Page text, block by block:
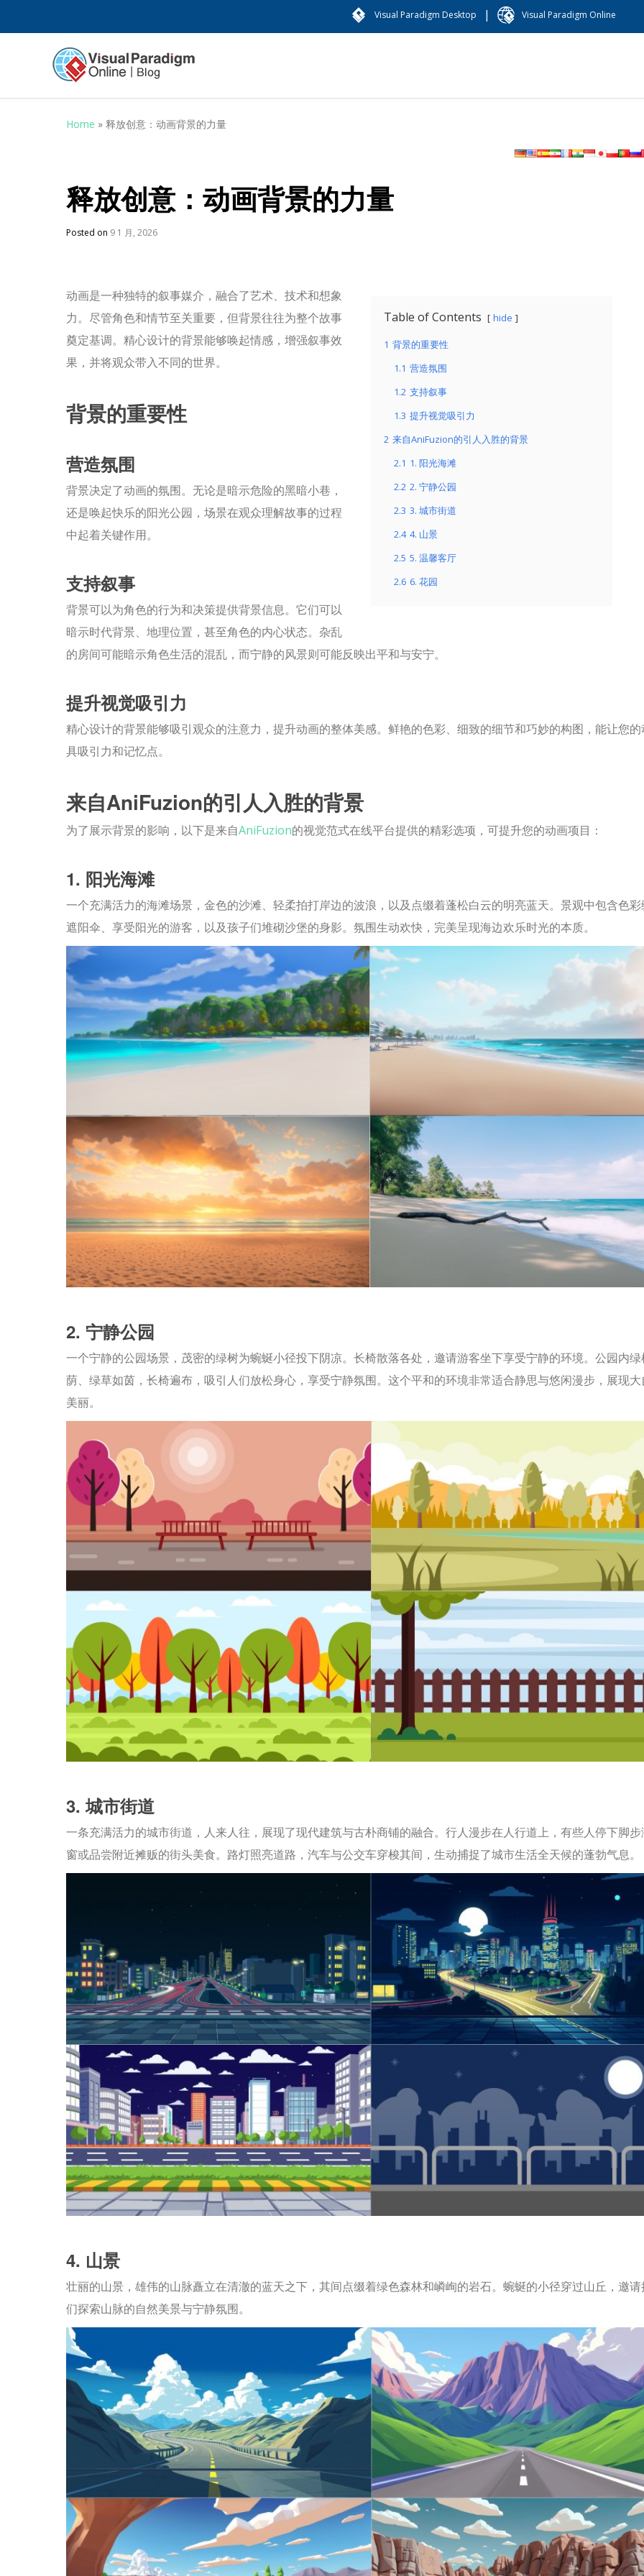
Visual Paradigm Desktop | Visual Paradigm Online
Home » 释放创意：动画背景的力量
释放创意：动画背景的力量
Posted on 9 1 月, 2026
Table of Contents hide
1 背景的重要性
1.1 营造氛围
1.2 支持叙事
1.3 提升视觉吸引力
2 来自AniFuzion的引人入胜的背景
2.1 1. 阳光海滩
2.2 2. 宁静公园
2.3 3. 城市街道
2.4 4. 山景
2.5 5. 温馨客厅
2.6 6. 花园
动画是一种独特的叙事媒介，融合了艺术、技术和想象
力。尽管角色和情节至关重要，但背景往往为整个故事
奠定基调。精心设计的背景能够唤起情感，增强叙事效
果，并将观众带入不同的世界。
背景的重要性
营造氛围
背景决定了动画的氛围。无论是暗示危险的黑暗小巷，
还是唤起快乐的阳光公园，场景在观众理解故事的过程
中起着关键作用。
支持叙事
背景可以为角色的行为和决策提供背景信息。它们可以
暗示时代背景、地理位置，甚至角色的内心状态。杂乱
的房间可能暗示角色生活的混乱，而宁静的风景则可能反映出平和与安宁。
提升视觉吸引力
精心设计的背景能够吸引观众的注意力，提升动画的整体美感。鲜艳的色彩、细致的细节和巧妙的构图，能让您
具吸引力和记忆点。
来自AniFuzion的引人入胜的背景
为了展示背景的影响，以下是来自AniFuzion的视觉范式在线平台提供的精彩选项，可提升您的动画项目：
1. 阳光海滩
一个充满活力的海滩场景，金色的沙滩、轻柔拍打岸边的波浪，以及点缀着蓬松白云的明亮蓝天。景观中包含色
遮阳伞、享受阳光的游客，以及孩子们堆砌沙堡的身影。氛围生动欢快，完美呈现海边欢乐时光的本质。
2. 宁静公园
一个宁静的公园场景，茂密的绿树为蜿蜒小径投下阴凉。长椅散落各处，邀请游客坐下享受宁静的环境。公园内
荫、绿草如茵，长椅遍布，吸引人们放松身心，享受宁静氛围。这个平和的环境非常适合静思与悠闲漫步，展现
美丽。
3. 城市街道
一条充满活力的城市街道，人来人往，展现了现代建筑与古朴商铺的融合。行人漫步在人行道上，有些人停下脚
窗或品尝附近摊贩的街头美食。路灯照亮道路，汽车与公交车穿梭其间，生动捕捉了城市生活全天候的蓬勃气息。
4. 山景
壮丽的山景，雄伟的山脉矗立在清澈的蓝天之下，其间点缀着绿色森林和嶙峋的岩石。蜿蜒的小径穿过山丘，邀
们探索山脉的自然美景与宁静氛围。